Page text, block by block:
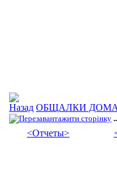
ОБЩАЛКИ
<Отчеты>